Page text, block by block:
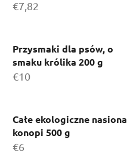
€7,82
Przysmaki dla psów, o
smaku królika 200 g
€10
Całe ekologiczne nasiona
konopi 500 g
€6